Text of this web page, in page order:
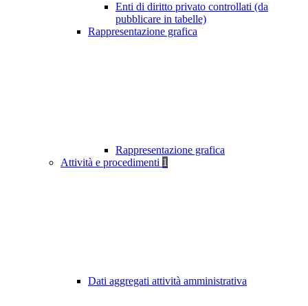
Enti di diritto privato controllati (da
pubblicare in tabelle)
Rappresentazione grafica
Rappresentazione grafica
Attività e procedimenti 1
Dati aggregati attività amministrativa